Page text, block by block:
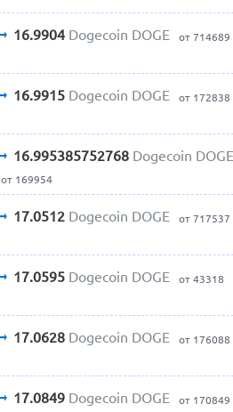
16.9904 Dogecoin DOGE от 714689
16.9915 Dogecoin DOGE от 172838
16.995385752768 Dogecoin DOGE
от 169954
17.0512 Dogecoin DOGE от 717537
17.0595 Dogecoin DOGE от 43318
17.0628 Dogecoin DOGE от 176088
17.0849 Dogecoin DOGE от 170849